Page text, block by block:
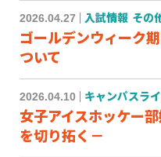
2026.04.27 入試情報 その
ゴールデンウィーク
ついて
2026.04.10 キャンパスラ
女子アイスホッケー
を切り拓く－